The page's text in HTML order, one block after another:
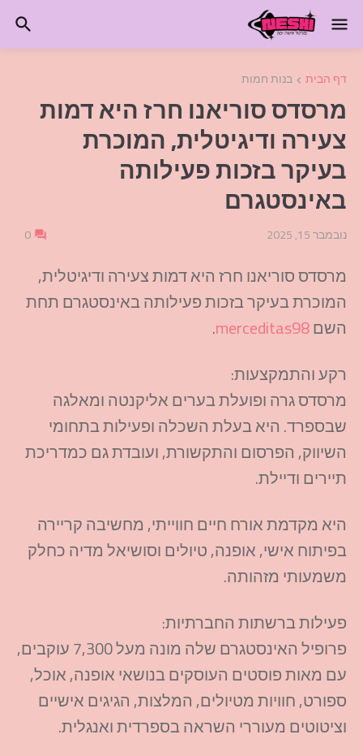
דף הבית בנות חמות
מרסדס סוריאנו חרז היא דמות
צעירה ודיגיטלית, המוכרת
בעיקר בזכות פעילותה
באינסטגרם
נובמבר 15, 2025 0
מרסדססוריאנוחרזהיאדמות צעירה ודיגיטלית,
המוכרת בעיקר בזכות פעילותהבאינסטגרםתחת
השםmerceditas98
.
רקע והתמקצעות:
מרסדסגרה ופועלת בעריםאליקנטהומאלגה
שבספרד. היא בעלת השכלה ופעילות בתחומי
השיווק, הפרסום והתקשורת, ועובדת גם כמדריכת
תיירים ודיילת.
היא מקדמת אורח חיים חווייתי, מחשיבה קריירה
בפיתוח אישי, אופנה, טיוליםוסושיאלמדיה כחלק
משמעותי מזהותה.
פעילות ברשתות החברתיות:
פרופילהאינסטגרםשלה מונה מעל7,300עוקבים,
עם מאות פוסטים העוסקים בנושאי אופנה, אוכל,
ספורט, חוויות מטיולים, המלצות, הגיגים אישיים
וציטוטים מעוררי השראה בספרדית ואנגלית.